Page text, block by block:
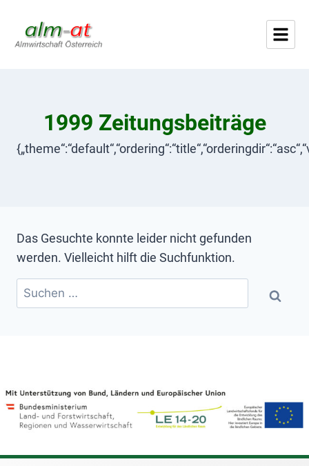
1999 Zeitungsbeiträge
Das Gesuchte konnte leider nicht gefunden
werden. Vielleicht hilft die Suchfunktion.